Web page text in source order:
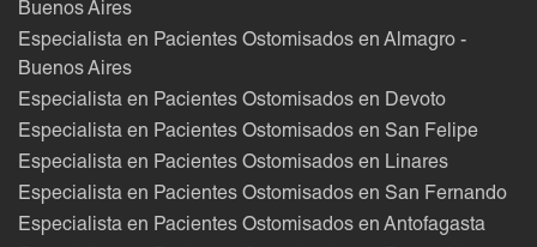
Buenos Aires
Especialista en Pacientes Ostomisados en Almagro -
Buenos Aires
Especialista en Pacientes Ostomisados en Devoto
Especialista en Pacientes Ostomisados en San Felipe
Especialista en Pacientes Ostomisados en Linares
Especialista en Pacientes Ostomisados en San Fernando
Especialista en Pacientes Ostomisados en Antofagasta